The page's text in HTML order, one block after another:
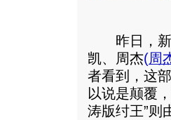
昨日，新
凯、周杰(周
者看到，这
以说是颠覆
涛版纣王”则